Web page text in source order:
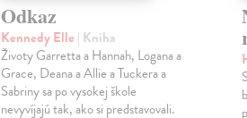
Odkaz
Kennedy Elle | Kniha
Životy Garretta a Hannah, Logana a
Grace, Deana a Allie a Tuckera a
Sabriny sa po vysokej škole
nevyvíjajú tak, ako si predstavovali.